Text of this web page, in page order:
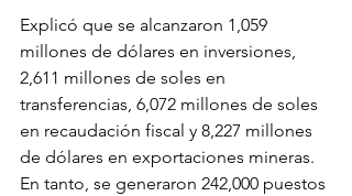
Explicó que se alcanzaron 1,059
millones de dólares en inversiones,
2,611 millones de soles en
transferencias, 6,072 millones de soles
en recaudación fiscal y 8,227 millones
de dólares en exportaciones mineras.
En tanto, se generaron 242,000 puestos